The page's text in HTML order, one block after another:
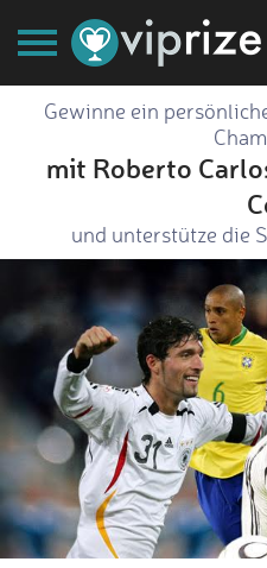
Gewinne ein
mit Roberto
und unterstütze die